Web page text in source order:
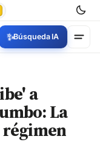
✨Búsqueda IA
a
La